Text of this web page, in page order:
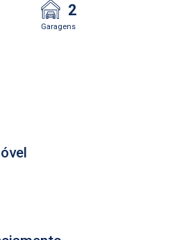
2
Garagens